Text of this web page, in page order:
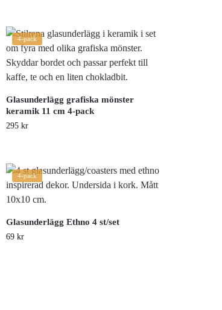
4-pack
Glasunderlägg grafiska mönster
keramik 11 cm 4-pack
295 kr
4-pack
Glasunderlägg Ethno 4 st/set
69 kr